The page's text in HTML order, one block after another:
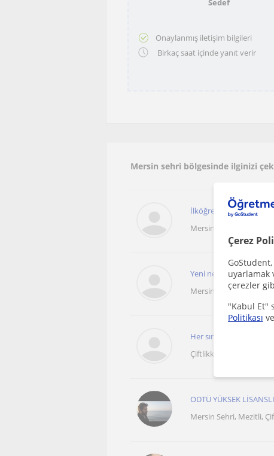
Çerez
uyarlamak
çerezler
"Kabul Et"
Politikası ve
Sedef
Onaylanmış iletişim bilgileri
Birkaç saat içinde yanıt verir
Mersin sehri bölgesinde ilginizi
İlköğretim öğrencilerine
Mersin Sehri
Yeni nesil sorulara
Mersin Sehri, Bozön,
Her sınıf özelinde
Çiftlikköy Mersin,
ODTÜ YÜKSEK
Mersin Sehri, Mezitli,